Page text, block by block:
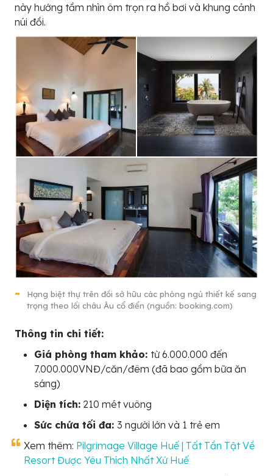
này hướng tầm nhìn ôm trọn ra hồ bơi và khung cảnh
núi đồi.
Hạng biệt thự trên đồi sở hữu các phòng ngủ thiết kế sang
trọng theo lối châu Âu cổ điển (nguồn: booking.com)
Thông tin chi tiết:
Giá phòng tham khảo: từ 6.000.000 đến
7.000.000VNĐ/căn/đêm (đã bao gồm bữa ăn
sáng)
Diện tích: 210 mét vuông
Sức chứa tối đa: 3 người lớn và 1 trẻ em
Xem thêm: Pilgrimage Village Huế | Tất Tần Tật Về
Resort Được Yêu Thích Nhất Xứ Huế